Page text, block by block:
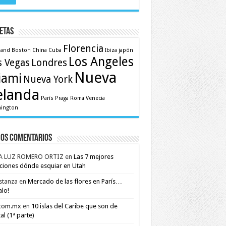
Boston China Cuba Florencia Ibiza japón
Vegas Londres Los Angeles
Nueva York Nueva
París Praga Roma Venecia
comentarios
LUZ ROMERO ORTIZ en Las 7 mejores
dónde esquiar en Utah
en Mercado de las flores en París…
en 10 islas del Caribe que son de
(1ª parte)